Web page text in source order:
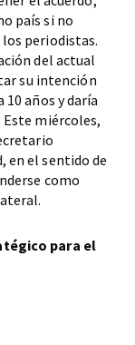
país si no
los periodistas.
del actual
su intención
años y daría
miércoles,
en el sentido de
como
para el